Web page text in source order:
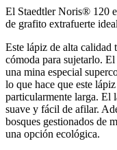
El Staedtler Noris® 120
de grafito extrafuerte
Este lápiz de alta calidad
cómoda para sujetarlo.
una mina especial
lo que hace que este
particularmente larga. El
suave y fácil de afilar.
bosques gestionados de
una opción ecológica.